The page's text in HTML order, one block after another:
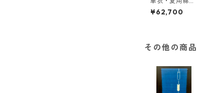
り草履・唐草模
様花緒〈和小物
¥62,700
その他の商品